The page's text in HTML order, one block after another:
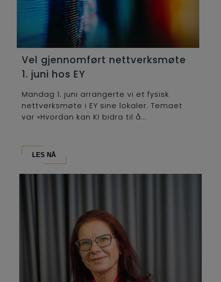
Vel gjennomført nettverksmøte
1. juni hos EY
Mandag 1. juni arrangerte vi et fysisk
nettverksmøte i EY sine lokaler. Temaet
var «Hvordan kan KI bidra til å...
LES NÅ